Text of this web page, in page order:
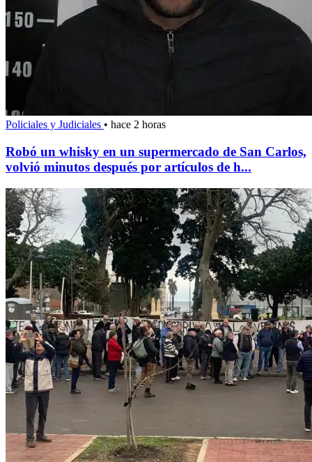
Policiales y Judiciales • hace 2 horas
Robó un whisky en un supermercado de San Carlos,
volvió minutos después por artículos de h...